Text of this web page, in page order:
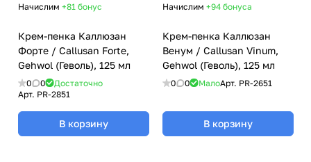
Начислим +81 бонус
Крем-пенка Каллюзан
Форте / Callusan Forte,
Gehwol (Геволь), 125 мл
0 0
Достаточно
Арт. PR-2851
В корзину
Начислим +94 бонуса
Крем-пенка Каллюзан
Венум / Callusan Vinum,
Gehwol (Геволь), 125 мл
0 0 МалоАрт. PR-2651
В корзину